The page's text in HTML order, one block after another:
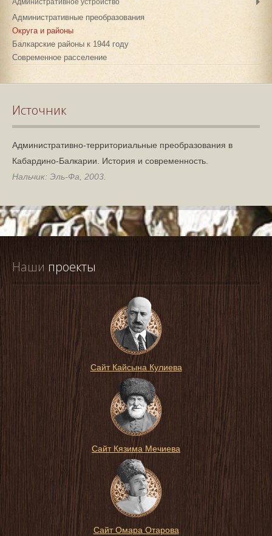
Административное устройство
Административные преобразования
Округа и районы
Балкарские районы к 1944 году
Современное расселение
Источник
Административно-территориальные преобразования в
Кабардино-Балкарии. История и современность.
Нальчик: Эль-Фа, 2003.
Наши проекты
Сайт Кайсына Кулиева
Сайт Кязима Мечиева
Сайт Омара Отарова